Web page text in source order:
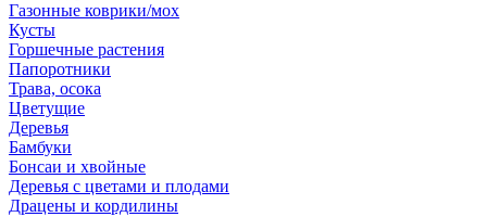
Газонные коврики/мох
Кусты
Горшечные растения
Папоротники
Трава, осока
Цветущие
Деревья
Бамбуки
Бонсаи и хвойные
Деревья с цветами и плодами
Драцены и кордилины